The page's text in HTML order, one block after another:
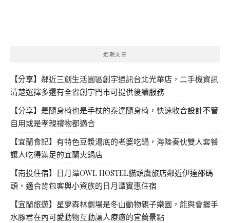
近期文章
【分享】鄰近三創生活園區創宇通訊台北光華店，二手機資訊
清楚選擇多還有全省創宇門市可提供後續服務
【分享】是隨身椅也是手杖的泰達隨身椅，快速收合設計不管
自用或是孝親禮物都適合
【宜蘭食記】有特色豆漿湯底的老婆吃鍋，海陸奏伙雙人套餐
讓人吃得滿足的宜蘭火鍋店
【南投住宿】日月潭OWL HOSTEL貓頭鷹旅店鄰近伊達邵碼
頭，適合背包客與小資族的日月潭實惠住宿
【宜蘭旅遊】星夢森林劇場是冬山動物親子樂園，能與會握手
水豚君在內可愛動物互動讓人療癒的宜蘭景點